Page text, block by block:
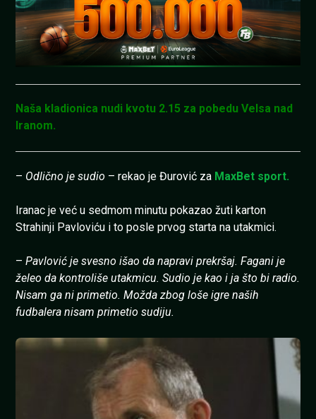
Naša kladionica nudi kvotu 2.15 za pobedu Velsa nad
Iranom.
– Odlično je sudio – rekao je Đurović za MaxBet sport.
Iranac je već u sedmom minutu pokazao žuti karton
Strahinji Pavloviću i to posle prvog starta na utakmici.
– Pavlović je svesno išao da napravi prekršaj. Fagani je
želeo da kontroliše utakmicu. Sudio je kao i ja što bi radio.
Nisam ga ni primetio. Možda zbog loše igre naših
fudbalera nisam primetio sudiju.